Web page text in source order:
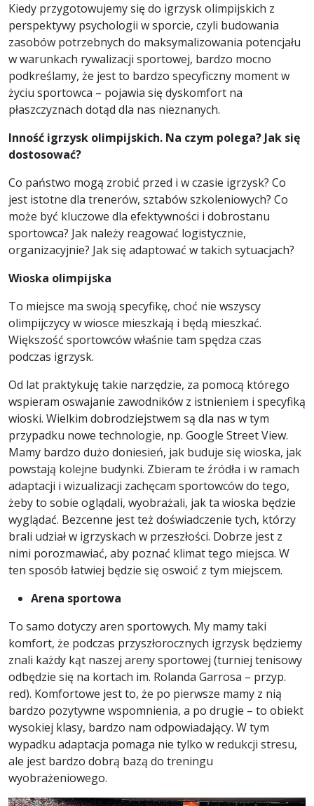
Kiedy przygotowujemy się do igrzysk olimpijskich z
perspektywy psychologii w sporcie, czyli budowania
zasobów potrzebnych do maksymalizowania potencjału
w warunkach rywalizacji sportowej, bardzo mocno
podkreślamy, że jest to bardzo specyficzny moment w
życiu sportowca – pojawia się dyskomfort na
płaszczyznach dotąd dla nas nieznanych.
Inność igrzysk olimpijskich. Na czym polega? Jak się
dostosować?
Co państwo mogą zrobić przed i w czasie igrzysk? Co
jest istotne dla trenerów, sztabów szkoleniowych? Co
może być kluczowe dla efektywności i dobrostanu
sportowca? Jak należy reagować logistycznie,
organizacyjnie? Jak się adaptować w takich sytuacjach?
Wioska olimpijska
To miejsce ma swoją specyfikę, choć nie wszyscy
olimpijczycy w wiosce mieszkają i będą mieszkać.
Większość sportowców właśnie tam spędza czas
podczas igrzysk.
Od lat praktykuję takie narzędzie, za pomocą którego
wspieram oswajanie zawodników z istnieniem i specyfiką
wioski. Wielkim dobrodziejstwem są dla nas w tym
przypadku nowe technologie, np. Google Street View.
Mamy bardzo dużo doniesień, jak buduje się wioska, jak
powstają kolejne budynki. Zbieram te źródła i w ramach
adaptacji i wizualizacji zachęcam sportowców do tego,
żeby to sobie oglądali, wyobrażali, jak ta wioska będzie
wyglądać. Bezcenne jest też doświadczenie tych, którzy
brali udział w igrzyskach w przeszłości. Dobrze jest z
nimi porozmawiać, aby poznać klimat tego miejsca. W
ten sposób łatwiej będzie się oswoić z tym miejscem.
Arena sportowa
To samo dotyczy aren sportowych. My mamy taki
komfort, że podczas przyszłorocznych igrzysk będziemy
znali każdy kąt naszej areny sportowej (turniej tenisowy
odbędzie się na kortach im. Rolanda Garrosa – przyp.
red). Komfortowe jest to, że po pierwsze mamy z nią
bardzo pozytywne wspomnienia, a po drugie – to obiekt
wysokiej klasy, bardzo nam odpowiadający. W tym
wypadku adaptacja pomaga nie tylko w redukcji stresu,
ale jest bardzo dobrą bazą do treningu
wyobrażeniowego.